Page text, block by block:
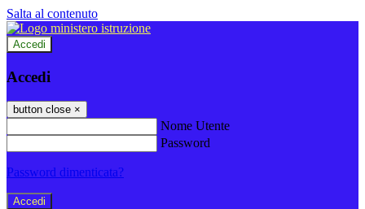
Salta al contenuto
Accedi
Accedi
button close ×
Nome Utente
Password
Password dimenticata?